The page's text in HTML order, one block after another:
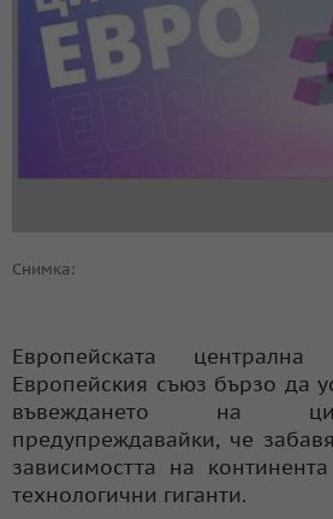
Снимка:
Европейската
Европейския съюз бързо да
въвеждането на
предупреждавайки, че
зависимостта на
технологични гиганти.